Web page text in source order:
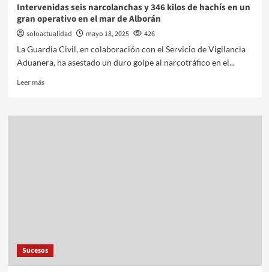
Intervenidas seis narcolanchas y 346 kilos de hachís en un
gran operativo en el mar de Alborán
soloactualidad mayo 18, 2025
426
La Guardia Civil, en colaboración con el Servicio de Vigilancia
Aduanera, ha asestado un duro golpe al narcotráfico en el...
Leer más
Sucesos